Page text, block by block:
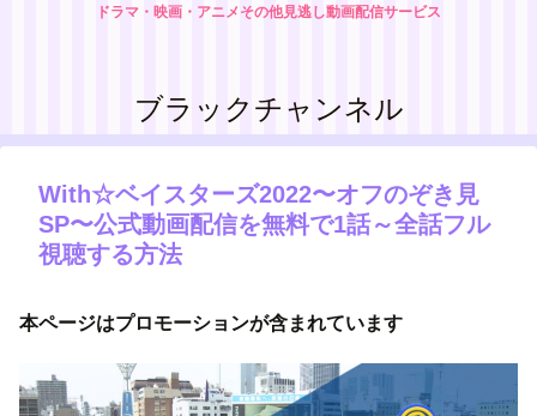
ドラマ・映画・アニメその他見逃し動画配信サービス
ブラックチャンネル
With☆ベイスターズ2022〜オフのぞき見
SP〜公式動画配信を無料で1話～全話フル
視聴する方法
本ページはプロモーションが含まれています